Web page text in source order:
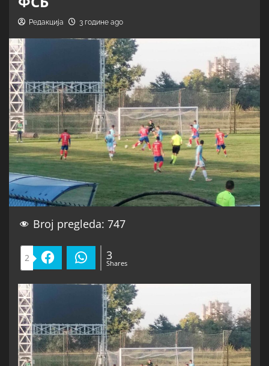
Редакција 3 године ago
Broj pregleda: 747
2 Facebook WhatsApp
Shares
3